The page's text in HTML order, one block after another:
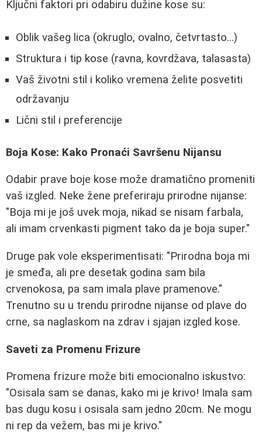
Ključni faktori pri odabiru dužine kose su:
Oblik vašeg lica (okruglo, ovalno, četvrtasto...)
Struktura i tip kose (ravna, kovrdžava, talasasta)
Vaš životni stil i koliko vremena želite posvetiti
održavanju
Lični stil i preferencije
Boja Kose: Kako Pronaći Savršenu Nijansu
Odabir prave boje kose može dramatično promeniti
vaš izgled. Neke žene preferiraju prirodne nijanse:
"Boja mi je još uvek moja, nikad se nisam farbala,
ali imam crvenkasti pigment tako da je boja super."
Druge pak vole eksperimentisati: "Prirodna boja mi
je smeđa, ali pre desetak godina sam bila
crvenokosa, pa sam imala plave pramenove."
Trenutno su u trendu prirodne nijanse od plave do
crne, sa naglaskom na zdrav i sjajan izgled kose.
Saveti za Promenu Frizure
Promena frizure može biti emocionalno iskustvo:
"Osisala sam se danas, kako mi je krivo! Imala sam
bas dugu kosu i osisala sam jedno 20cm. Ne mogu
ni rep da vežem, bas mi je krivo."